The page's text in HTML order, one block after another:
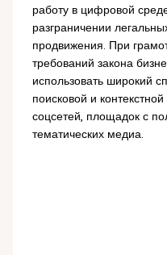
работу в цифровой
разграничении
продвижения. При
требований закона
использовать широкий
поисковой и
соцсетей, площадок с
тематических медиа.